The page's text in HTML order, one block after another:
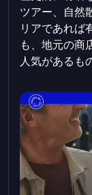
ツアー、自然
リアであれば
も、地元の商
人気があるも